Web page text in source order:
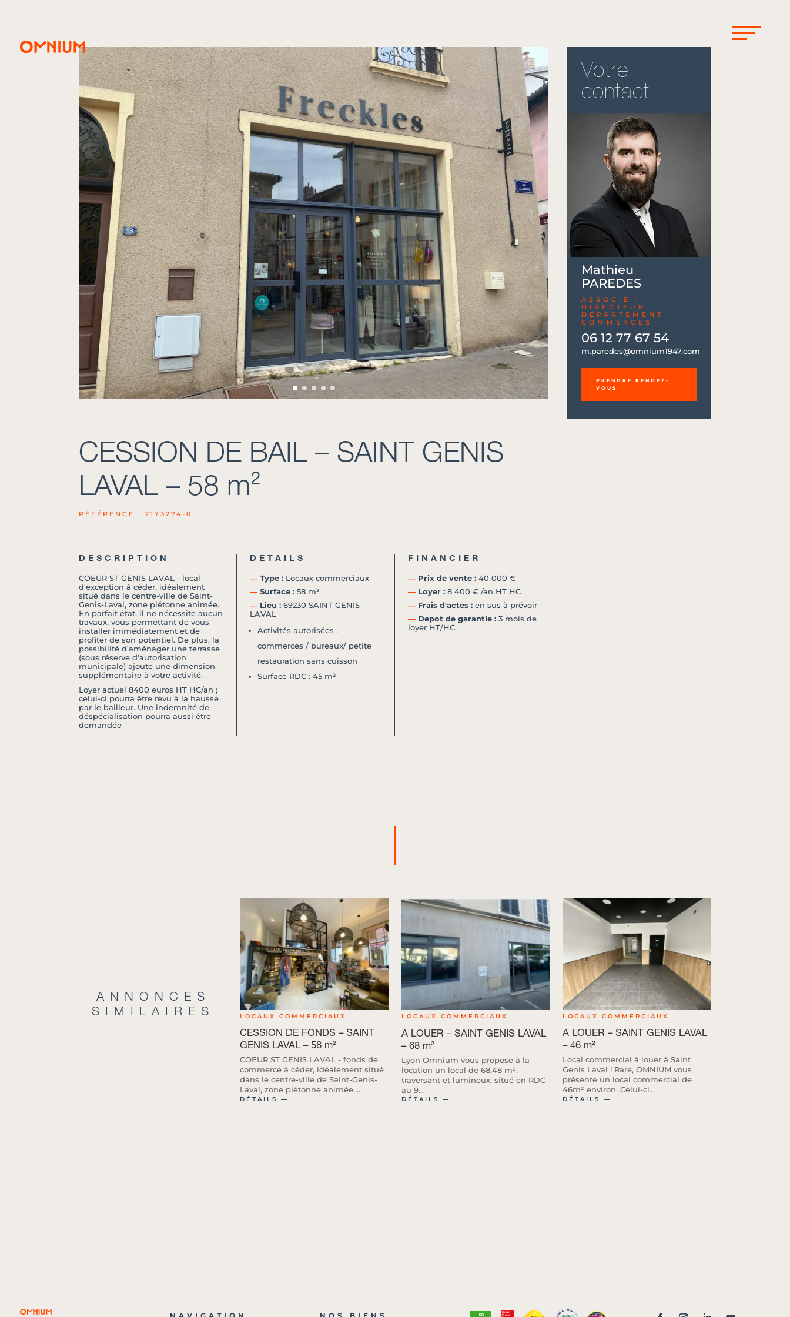
Votre
contact
Mathieu
PAREDES
ASSOCIÉ -
DIRECTEUR
DÉPARTEMENT
COMMERCES
06 12 77 67 54
m.paredes@omnium1947.com
06 12 77 67 54
m.paredes@omnium1947.com
PRENDRE RENDEZ-
VOUS
CESSION DE BAIL – SAINT GENIS
LAVAL – 58 m²
RÉFÉRENCE : 2173274-0
DESCRIPTION
COEUR ST GENIS LAVAL - local
d'exception à céder, idéalement
situé dans le centre-ville de Saint-
Genis-Laval, zone piétonne animée.
En parfait état, il ne nécessite aucun
travaux, vous permettant de vous
installer immédiatement et de
profiter de son potentiel. De plus, la
possibilité d'aménager une terrasse
(sous réserve d'autorisation
municipale) ajoute une dimension
supplémentaire à votre activité.
Loyer actuel 8400 euros HT HC/an ;
celui-ci pourra être revu à la hausse
par le bailleur. Une indemnité de
déspécialisation pourra aussi être
demandée
DETAILS
―Type :Locaux commerciaux
―Surface :58 m²
―Lieu :69230 SAINT GENIS
LAVAL
Activités autorisées :
commerces / bureaux/ petite
restauration sans cuisson
Surface RDC : 45 m²
FINANCIER
―Prix de vente :40 000 €
―Loyer :8 400 € /an HT HC
―Frais d'actes :en sus à prévoir
―Depot de garantie :3 mois de
loyer HT/HC
ANNONCES
SIMILAIRES
LOCAUX COMMERCIAUX
CESSION DE FONDS – SAINT
GENIS LAVAL – 58 m²
COEUR ST GENIS LAVAL - fonds de
commerce à céder, idéalement situé
dans le centre-ville de Saint-Genis-
Laval, zone piétonne animée....
DÉTAILS ―
LOCAUX COMMERCIAUX
A LOUER – SAINT GENIS LAVAL
– 68 m²
Lyon Omnium vous propose à la
location un local de 68,48 m²,
traversant et lumineux, situé en RDC
au 9...
DÉTAILS ―
LOCAUX COMMERCIAUX
A LOUER – SAINT GENIS LAVAL
– 46 m²
Local commercial à louer à Saint
Genis Laval ! Rare, OMNIUM vous
présente un local commercial de
46m² environ. Celui-ci...
DÉTAILS ―